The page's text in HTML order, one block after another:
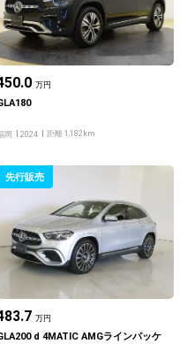
万円
岡 2024 距離 1,182km
先行販売
万円
d 4MATIC AMGラインパッケ